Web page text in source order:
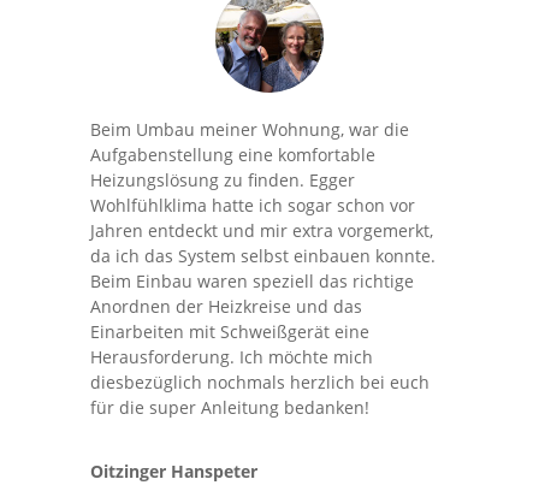
Beim Umbau meiner Wohnung, war die
Aufgabenstellung eine komfortable
Heizungslösung zu finden. Egger
Wohlfühlklima hatte ich sogar schon vor
Jahren entdeckt und mir extra vorgemerkt,
da ich das System selbst einbauen konnte.
Beim Einbau waren speziell das richtige
Anordnen der Heizkreise und das
Einarbeiten mit Schweißgerät eine
Herausforderung. Ich möchte mich
diesbezüglich nochmals herzlich bei euch
für die super Anleitung bedanken!
Oitzinger Hanspeter